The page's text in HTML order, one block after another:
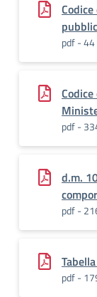
pdf - 44
pdf -
d.m.
pdf -
pdf -